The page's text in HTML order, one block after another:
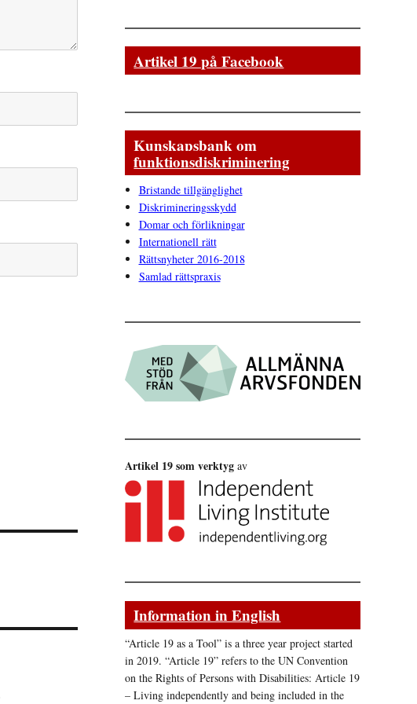
Artikel 19 på Facebook
Kunskapsbank om
funktionsdiskriminering
Bristande tillgänglighet
Diskrimineringsskydd
Domar och förlikningar
Internationell rätt
Rättsnyheter 2016-2018
Samlad rättspraxis
Artikel 19 som verktyg av
Information in English
“Article 19 as a Tool” is a three year project started
in 2019. “Article 19” refers to the UN Convention
on the Rights of Persons with Disabilities: Article 19
– Living independently and being included in the